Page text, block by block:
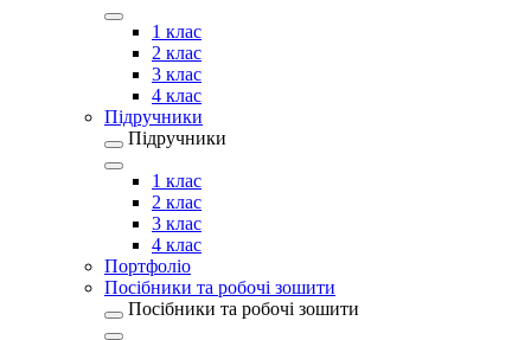
1 клас
2 клас
3 клас
4 клас
Підручники
Підручники
1 клас
2 клас
3 клас
4 клас
Портфоліо
Посібники та робочі зошити
Посібники та робочі зошити